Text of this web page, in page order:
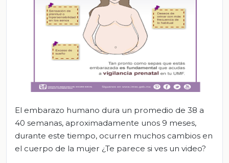
El embarazo humano dura un promedio de 38 a
40 semanas, aproximadamente unos 9 meses,
durante este tiempo, ocurren muchos cambios en
el cuerpo de la mujer ¿Te parece si ves un video?